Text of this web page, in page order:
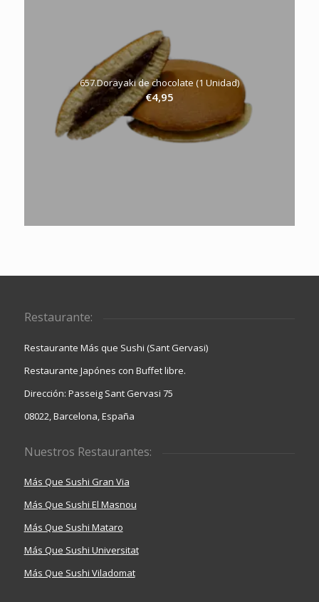
657.Dorayaki de chocolate (1 Unidad)
€4,95
Restaurante:
Restaurante Más que Sushi (Sant Gervasi)
Restaurante Japónes con Buffet libre.
Dirección: Passeig Sant Gervasi 75
08022, Barcelona, España
Nuestros Restaurantes:
Más Que Sushi Gran Via
Más Que Sushi El Masnou
Más Que Sushi Mataro
Más Que Sushi Universitat
Más Que Sushi Viladomat